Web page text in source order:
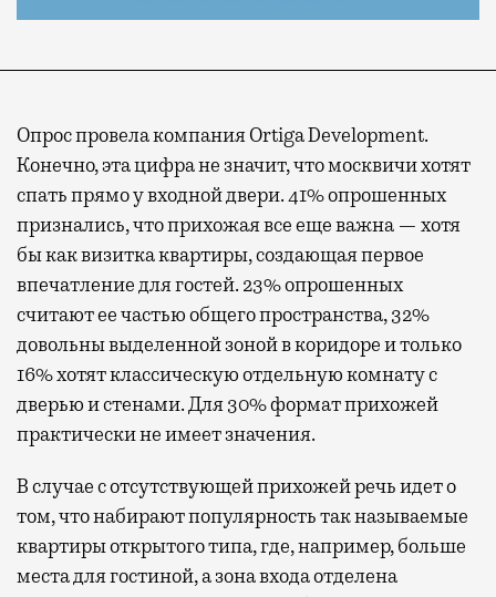
Опрос провела компания Ortiga Development.
Конечно, эта цифра не значит, что москвичи хотят
спать прямо у входной двери. 41% опрошенных
признались, что прихожая все еще важна — хотя
бы как визитка квартиры, создающая первое
впечатление для гостей. 23% опрошенных
считают ее частью общего пространства, 32%
довольны выделенной зоной в коридоре и только
16% хотят классическую отдельную комнату с
дверью и стенами. Для 30% формат прихожей
практически не имеет значения.
В случае с отсутствующей прихожей речь идет о
том, что набирают популярность так называемые
квартиры открытого типа, где, например, больше
места для гостиной, а зона входа отделена